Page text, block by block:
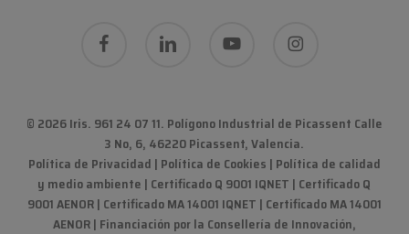
facebook linkedin instagram
© 2026 Iris. 961 24 07 11. Polígono Industrial de Picassent Calle
3 No, 6, 46220 Picassent, Valencia.
Política de Privacidad | Política de Cookies | Política de calidad
y medio ambiente | Certificado Q 9001 IQNET | Certificado Q
9001 AENOR | Certificado MA 14001 IQNET | Certificado MA 14001
AENOR| Financiación por la Consellería de Innovación,